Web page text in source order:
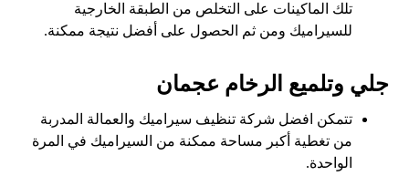
تلك الماكينات على التخلص من الطبقة الخارجية
للسيراميك ومن ثم الحصول على أفضل نتيجة ممكنة.
جلي وتلميع الرخام عجمان
تتمكن افضل شركة تنظيف سيراميك والعمالة المدربة
من تغطية أكبر مساحة ممكنة من السيراميك في المرة
الواحدة.